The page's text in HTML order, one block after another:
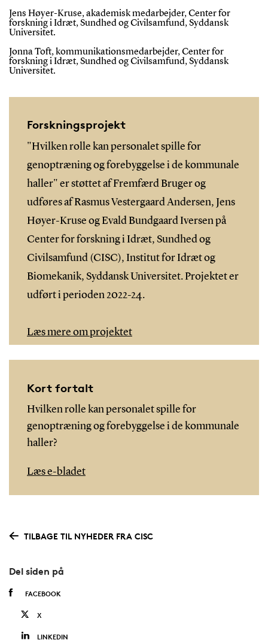
Jens Høyer-Kruse, akademisk medarbejder,Center for
forskning i Idræt, Sundhed og Civilsamfund, Syddansk
Universitet.
Jonna Toft, kommunikationsmedarbejder, Center for
forskning i Idræt, Sundhed og Civilsamfund, Syddansk
Universitet.
Forskningsprojekt
"Hvilken rolle kan personalet spille for
genoptræning og forebyggelse i de kommunale
haller" er støttet af Fremfærd Bruger og
udføres af Rasmus Vestergaard Andersen, Jens
Høyer-Kruse og Evald Bundgaard Iversen på
Center for forskning i Idræt, Sundhed og
Civilsamfund (CISC), Institut for Idræt og
Biomekanik, Syddansk Universitet. Projektet er
udført i perioden 2022-24.
Læs mere om projektet
Kort fortalt
Hvilken rolle kan personalet spille for
genoptræning og forebyggelse i de kommunale
haller?
Læs e-bladet
TILBAGE TIL NYHEDER FRA CISC
Del siden på
FACEBOOK
X
LINKEDIN